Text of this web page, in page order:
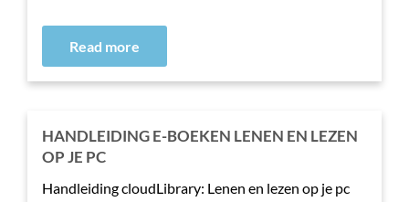
Read more
HANDLEIDING E-BOEKEN LENEN EN LEZEN
OP JE PC
Handleiding cloudLibrary: Lenen en lezen op je pc